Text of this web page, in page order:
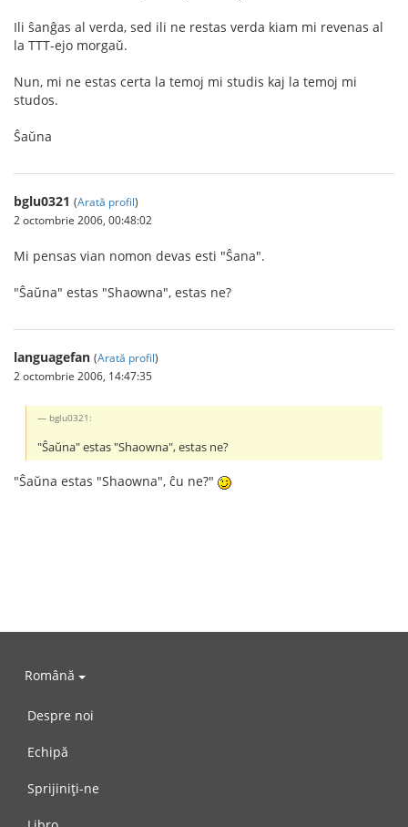
Ili ŝanĝas al verda, sed ili ne restas verda kiam mi revenas al
la TTT-ejo morgaŭ.
Nun, mi ne estas certa la temoj mi studis kaj la temoj mi
studos.
Ŝaŭna
bglu0321 (Arată profil)
2 octombrie 2006, 00:48:02
Mi pensas vian nomon devas esti "Ŝana".
"Ŝaŭna" estas "Shaowna", estas ne?
languagefan (Arată profil)
2 octombrie 2006, 14:47:35
bglu0321:
"Ŝaŭna" estas "Shaowna", estas ne?
"Ŝaŭna estas "Shaowna", ĉu ne?"
Română
Despre noi
Echipă
Sprijiniți-ne